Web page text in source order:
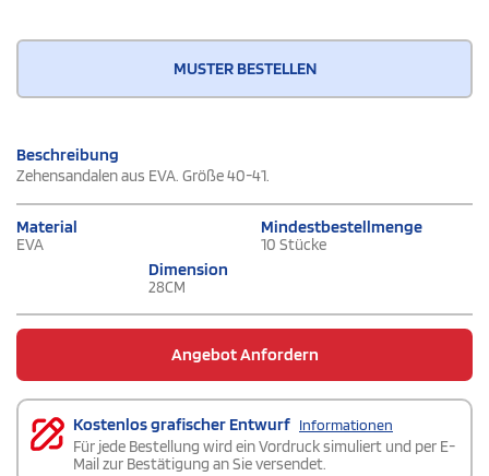
MUSTER BESTELLEN
Beschreibung
Zehensandalen aus EVA. Größe 40-41.
Material
EVA
Mindestbestellmenge
10 Stücke
Dimension
28CM
Angebot Anfordern
Kostenlos grafischer Entwurf Informationen
Für jede Bestellung wird ein Vordruck simuliert und per E-
Mail zur Bestätigung an Sie versendet.